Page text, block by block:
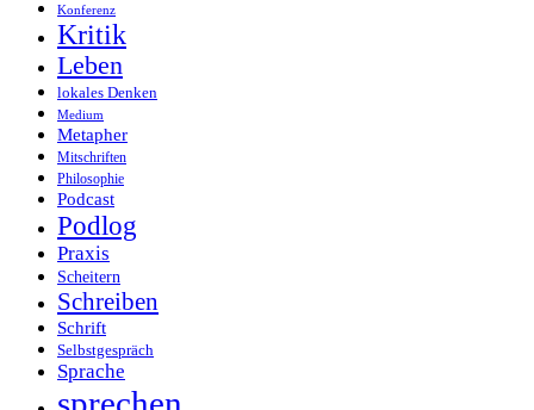
Konferenz
Kritik
Leben
lokales Denken
Medium
Metapher
Mitschriften
Philosophie
Podcast
Podlog
Praxis
Scheitern
Schreiben
Schrift
Selbstgespräch
Sprache